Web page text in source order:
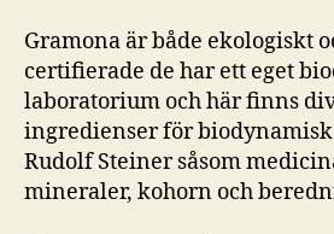
Gramona är både ekologiskt
certifierade de har ett eget
laboratorium och här finns
ingredienser för
Rudolf Steiner såsom
mineraler, kohorn och